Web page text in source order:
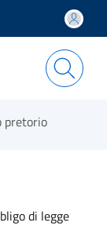
pretorio
di legge